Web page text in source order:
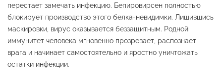
перестает замечать инфекцию. Бепировирсен полностью
блокирует производство этого белка-невидимки. Лишившись
маскировки, вирус оказывается беззащитным. Родной
иммунитет человека мгновенно прозревает, распознает
врага и начинает самостоятельно и яростно уничтожать
остатки инфекции.